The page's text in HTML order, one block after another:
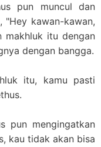
pun muncul dan
"Hey kawan-kawan,
makhluk itu dengan
dengan bangga.
itu, kamu pasti
pun mengingatkan
kau tidak akan bisa